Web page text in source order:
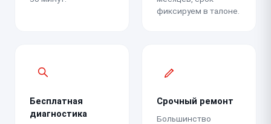
фиксируем в талоне.
Бесплатная
диагностика
Срочный ремонт
Большинство